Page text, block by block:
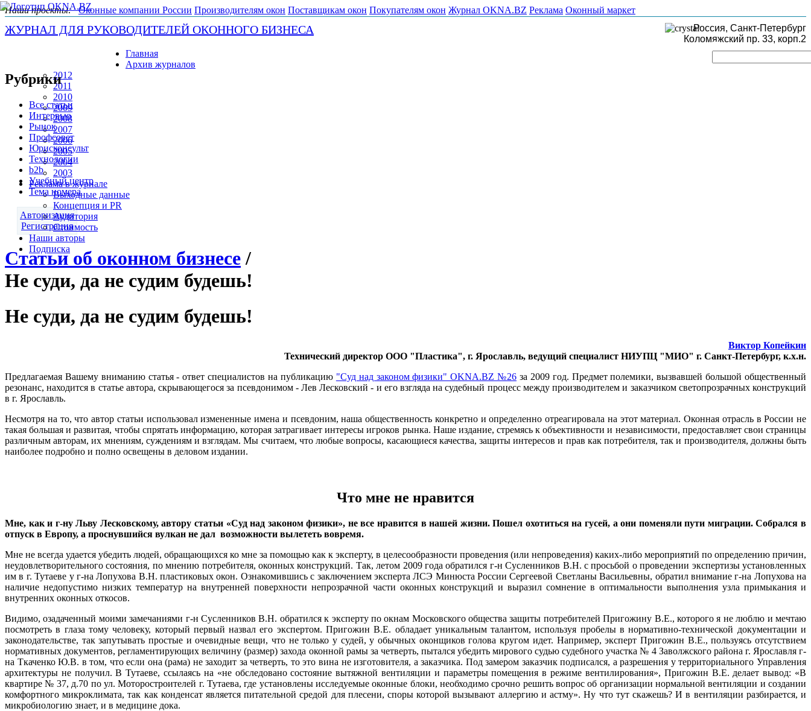
Наши проекты:Оконные компании России Производителям окон Поставщикам окон Покупателям окон Журнал OKNA.BZ Реклама Оконный маркет
Россия, Санкт-Петербург
Коломяжский пр. 33, корп.2
Поиск
ЖУРНАЛ ДЛЯ РУКОВОДИТЕЛЕЙ ОКОННОГО БИЗНЕСА
Главная
Архив журналов
2012
2011
2010
2009
2008
2007
2006
2005
2004
2003
Реклама в журнале
Выходные данные
Концепция и PR
Аудитория
Стоимость
Наши авторы
Подписка
Рубрики
Все статьи
Интервью
Рынок
Профсовет
Юрисконсульт
Технологии
b2b
Учебный центр
Тема номера
Авторизация
Регистрация
Статьи об оконном бизнесе/
Не суди, да не судим будешь!
Не суди, да не судим будешь!
Виктор Копейкин
Технический директор ООО "Пластика", г. Ярославль, ведущий специалист НИУПЦ "МИО" г. Санкт-Петербург, к.х.н.
Предлагаемая Вашему вниманию статья - ответ специалистов на публикацию "Суд над законом физики" OKNA.BZ №26 за 2009 год. Предмет полемики, вызвавшей большой общественный
резонанс, находится в статье автора, скрывающегося за псевдонимом - Лев Лесковский - и его взгляда на судебный процесс между производителем и заказчиком светопрозрачных конструкций
в г. Ярославль.
Несмотря на то, что автор статьи использовал измененные имена и псевдоним, наша общественность конкретно и определенно отреагировала на этот материал. Оконная отрасль в России не
такая большая и развитая, чтобы спрятать информацию, которая затрагивает интересы игроков рынка. Наше издание, стремясь к объективности и независимости, предоставляет свои страницы
различным авторам, их мнениям, суждениям и взглядам. Мы считаем, что любые вопросы, касающиеся качества, защиты интересов и прав как потребителя, так и производителя, должны быть
наиболее подробно и полно освещены в деловом издании.
Что мне не нравится
Мне, как и г-ну Льву Лесковскому, автору статьи «Суд над законом физики», не все нравится в нашей жизни. Пошел охотиться на гусей, а они поменяли пути миграции. Собрался в
отпуск в Европу, а проснувшийся вулкан не дал возможности вылететь вовремя.
Мне не всегда удается убедить людей, обращающихся ко мне за помощью как к эксперту, в целесообразности проведения (или непроведения) каких-либо мероприятий по определению причин,
неудовлетворительного состояния, по мнению потребителя, оконных конструкций. Так, летом 2009 года обратился г-н Сусленников В.Н. с просьбой о проведении экспертизы установленных
им в г. Тутаеве у г-на Лопухова В.Н. пластиковых окон. Ознакомившись с заключением эксперта ЛСЭ Минюста России Сергеевой Светланы Васильевны, обратил внимание г-на Лопухова на
наличие недопустимо низких температур на внутренней поверхности непрозрачной части оконных конструкций и выразил сомнение в оптимальности выполнения узла примыкания и
внутренних оконных откосов.
Видимо, озадаченный моими замечаниями г-н Сусленников В.Н. обратился к эксперту по окнам Московского общества защиты потребителей Пригожину В.Е., которого я не люблю и мечтаю
посмотреть в глаза тому человеку, который первый назвал его экспертом. Пригожин В.Е. обладает уникальным талантом, используя пробелы в нормативно-технической документации и
законодательстве, так запутывать простые и очевидные вещи, что не только у судей, у обычных оконщиков голова кругом идет. Например, эксперт Пригожин В.Е., пользуясь отсутствием
нормативных документов, регламентирующих величину (размер) захода оконной рамы за четверть, пытался убедить мирового судью судебного участка № 4 Заволжского района г. Ярославля г-
на Ткаченко Ю.В. в том, что если она (рама) не заходит за четверть, то это вина не изготовителя, а заказчика. Под замером заказчик подписался, а разрешения у территориального Управления
архитектуры не получил. В Тутаеве, ссылаясь на «не обследовано состояние вытяжной вентиляции и параметры помещения в режиме вентилирования», Пригожин В.Е. делает вывод: «В
квартире № 37, д.70 по ул. Моторостроителей г. Тутаева, где установлены исследуемые оконные блоки, необходимо срочно решить вопрос об организации нормальной вентиляции и создании
комфортного микроклимата, так как конденсат является питательной средой для плесени, споры которой вызывают аллергию и астму». Ну что тут скажешь? И в вентиляции разбирается, и
микробиологию знает, и в медицине дока.